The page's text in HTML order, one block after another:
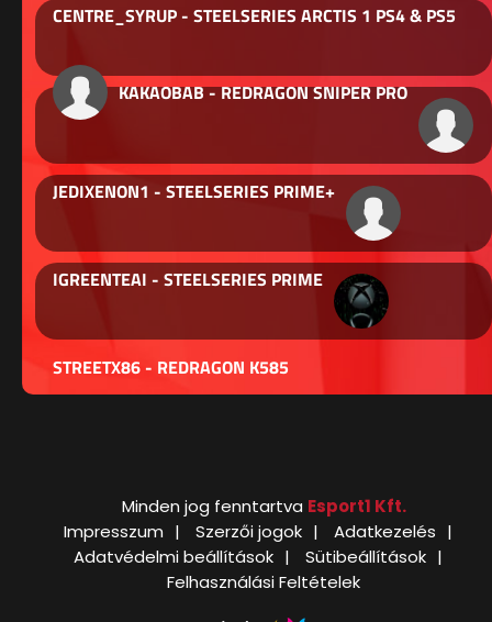
CENTRE_SYRUP - STEELSERIES ARCTIS 1 PS4 & PS5
KAKAOBAB - REDRAGON SNIPER PRO
JEDIXENON1 - STEELSERIES PRIME+
IGREENTEAI - STEELSERIES PRIME
STREETX86 - REDRAGON K585
Minden jog fenntartva Esport1 Kft.
Impresszum
Szerzői jogok
Adatkezelés
Adatvédelmi beállítások
Sütibeállítások
Felhasználási Feltételek